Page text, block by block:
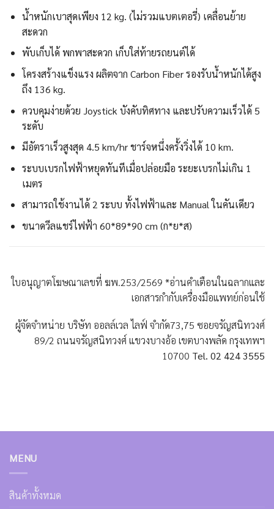
น้ำหนักเบาสุดเพียง 12 kg. (ไม่รวมแบตเตอรี่) เคลื่อนย้าย
สะดวก
พับเก็บได้ พกพาสะดวก เก็บใส่ท้ายรถยนต์ได้
โครงสร้างแข็งแรง ผลิตจาก Carbon Fiber รองรับน้ำหนักได้สูง
ถึง 136 kg.
ควบคุมง่ายด้วย Joystick บังคับทิศทาง และปรับความเร็วได้ 5
ระดับ
มีอัตราเร็วสูงสุด 4.5 km/hr ชาร์จหนึ่งครั้งวิ่งได้ 10 km.
ระบบเบรกไฟฟ้าหยุดทันทีเมื่อปล่อยมือ ระยะเบรกไม่เกิน 1
เมตร
สามารถใช้งานได้ 2 ระบบ ทั้งไฟฟ้าและ Manual ในคันเดียว
ขนาดวีลแชร์ไฟฟ้า 60*89*90 cm (ก*ย*ส)
ใบอนุญาตโฆษณาเลขที่ ฆพ.253/2569 *อ่านคำเตือนในฉลากและ
เอกสารกำกับเครื่องมือแพทย์ก่อนใช้
ผู้จัดจำหน่าย บริษัท ออลล์เวล ไลฟ์ จำกัด73,75 ซอยจรัญสนิทวงศ์
89/2 ถนนจรัญสนิทวงศ์ แขวงบางอ้อ เขตบางพลัด กรุงเทพฯ
10700 Tel. 02 424 3555
MENU
สินค้าทั้งหมด